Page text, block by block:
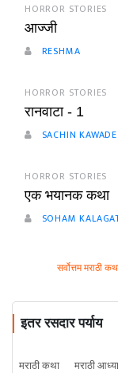
HORROR STORIES
आज्जी
RESHMA
HORROR STORIES
रानवाटा - 1
SACHIN KAWADE
HORROR STORIES
एक भयानक कथा
SOHAM
सर्वोत्तम मराठी
इतर रसदार पर्याय
मराठी कथा मराठी